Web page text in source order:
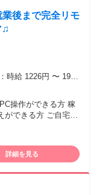
再起動、キャッシュ
～午前5時までは深
後まで完全リモ
♫
時給 1226円 〜 1920
500～2200円を支
り平均1300円を
り3000円近いです
操作ができる方 稼
ができる方 ご自宅に
✅ブランクOK ✅
詳細を見る